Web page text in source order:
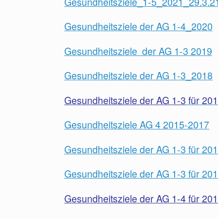
Gesundheitsziele der AG 1-4_2020
Gesundheitsziele der AG 1-3 2019
Gesundheitsziele der AG 1-3_2018
Gesundheitsziele der AG 1-3 für
Gesundheitsziele AG 4 2015-2017
Gesundheitsziele der AG 1-3 für
Gesundheitsziele der AG 1-3 für
Gesundheitsziele der AG 1-4 für